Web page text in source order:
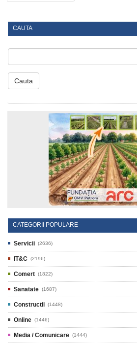
CAUTA
Cauta
CATEGORII POPULARE
Servicii (2636)
IT&C (2196)
Comert (1822)
Sanatate (1687)
Constructii (1448)
Online (1446)
Media / Comunicare (1444)